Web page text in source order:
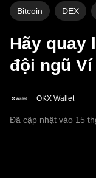
Bitcoin DEX
Hãy quay
đội ngũ Ví
OKX Wallet
Đã cập nhật vào 15